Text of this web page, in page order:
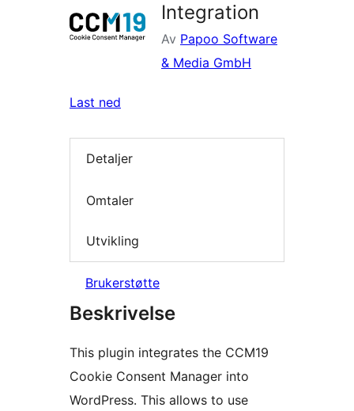
Integration
Av Papoo Software
& Media GmbH
Last ned
Detaljer
Omtaler
Utvikling
Brukerstøtte
Beskrivelse
This plugin integrates the CCM19
Cookie Consent Manager into
WordPress. This allows to use